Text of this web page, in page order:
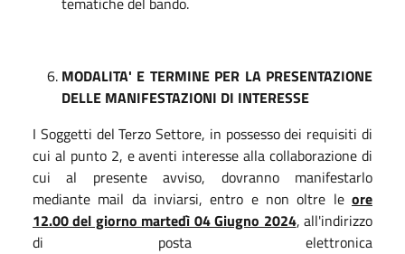
MODALITA' E TERMINE PER LA PRESENTAZIONE
DELLE MANIFESTAZIONI DI INTERESSE
I Soggetti del Terzo Settore, in possesso dei requisiti di
cui al punto 2, e aventi interesse alla collaborazione di
cui al presente avviso, dovranno manifestarlo
mediante mail da inviarsi, entro e non oltre le ore
12.00 del giorno martedì 04 Giugno 2024, all'indirizzo
di posta elettronica